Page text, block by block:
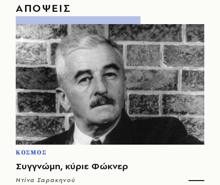
ΑΠΟΨΕΙΣ
ΚΟΣΜΟΣ
Συγγνώμη, κύριε Φώκνερ
Ντίνα Σαρακηνού